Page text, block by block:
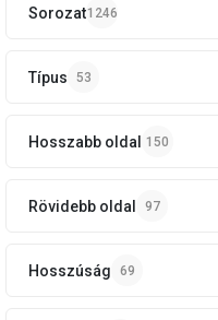
Sorozat1246
Típus 53
Hosszabb oldal 150
Rövidebb oldal 97
Hosszúság 69